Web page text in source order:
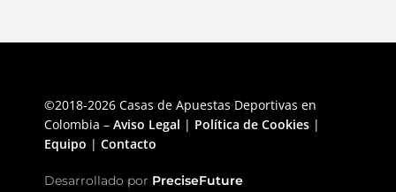
©2018-2026 Casas de Apuestas Deportivas en
Colombia – Aviso Legal | Política de Cookies |
Equipo | Contacto
Desarrollado por PreciseFuture